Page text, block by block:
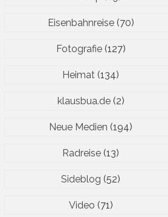
Eisenbahnreise(70)
Fotografie(127)
Heimat (134)
klausbua.de(2)
Neue Medien (194)
Radreise (13)
Sideblog (52)
Video (71)